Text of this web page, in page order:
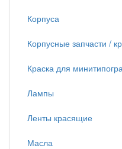
Корпуса
Корпусные запчасти /
Краска для
Лампы
Ленты красящие
Масла